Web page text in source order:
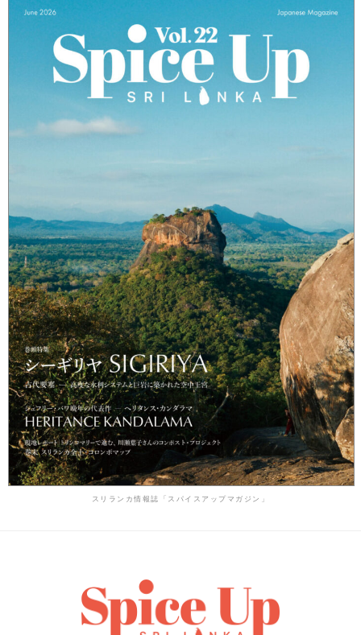
スリランカ情報誌「スパイスアップマガジン」